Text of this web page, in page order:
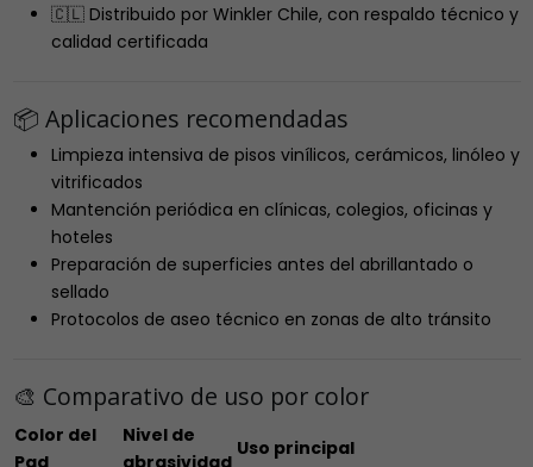
🇨🇱 Distribuido por Winkler Chile, con respaldo técnico y
calidad certificada
📦 Aplicaciones recomendadas
Limpieza intensiva de pisos vinílicos, cerámicos, linóleo y
vitrificados
Mantención periódica en clínicas, colegios, oficinas y
hoteles
Preparación de superficies antes del abrillantado o
sellado
Protocolos de aseo técnico en zonas de alto tránsito
🎨 Comparativo de uso por color
Color del
Pad
Nivel de
abrasividad
Uso principal